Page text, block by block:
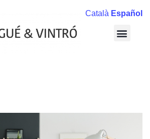
Català Español